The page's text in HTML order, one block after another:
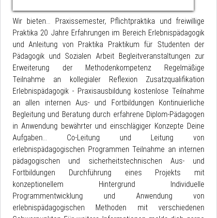
Wir bieten… Praxissemester, Pflichtpraktika und freiwillige
Praktika 20 Jahre Erfahrungen im Bereich Erlebnispädagogik
und Anleitung von Praktika Praktikum für Studenten der
Pädagogik und Sozialen Arbeit Begleitveranstaltungen zur
Erweiterung der Methodenkompetenz Regelmäßige
Teilnahme an kollegialer Reflexion Zusatzqualifikation
Erlebnispädagogik - Praxisausbildung kostenlose Teilnahme
an allen internen Aus- und Fortbildungen Kontinuierliche
Begleitung und Beratung durch erfahrene Diplom-Pädagogen
in Anwendung bewährter und einschlägiger Konzepte Deine
Aufgaben… Co-Leitung und Leitung von
erlebnispädagogischen Programmen Teilnahme an internen
pädagogischen und sicherheitstechnischen Aus- und
Fortbildungen Durchführung eines Projekts mit
konzeptionellem Hintergrund Individuelle
Programmentwicklung und Anwendung von
erlebnispädagogischen Methoden mit verschiedenen